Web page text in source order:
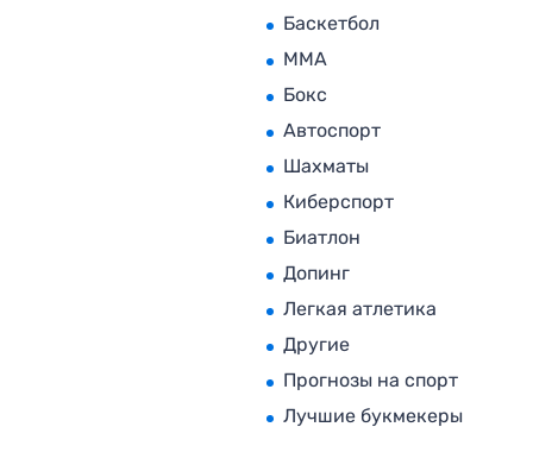
Баскетбол
MMA
Бокс
Автоспорт
Шахматы
Киберспорт
Биатлон
Допинг
Легкая атлетика
Другие
Прогнозы на спорт
Лучшие букмекеры